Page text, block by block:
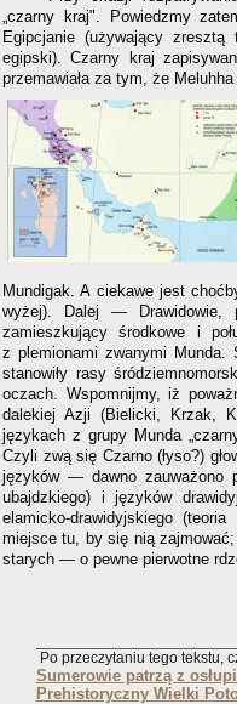
„czarny kraj". Powiedzmy
Egipcjanie (używający
egipski). Czarny kraj
przemawiała za tym, że
Mundigak. A ciekawe jest
wyżej). Dalej — Drawidowie,
zamieszkujący środkowe i
z plemionami zwanymi Munda.
stanowiły rasy
oczach. Wspomnijmy, iż
dalekiej Azji (Bielicki, Krzak,
językach z grupy Munda
Czyli zwą się Czarno (łyso?)
języków — dawno zauważono
ubajdzkiego) i języków
elamicko-drawidyjskiego
miejsce tu, by się nią
starych — o pewne pierwotne
Po przeczytaniu tego tekstu,
Sumerowie patrzą z
Prehistoryczny Wielki